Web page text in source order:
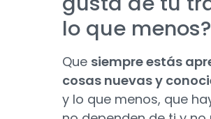
lo que menos?
Que siempre estás
cosas nuevas y
y lo que menos, que